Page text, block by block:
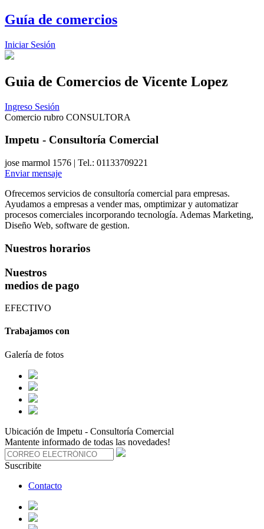
Guía de comercios
Iniciar Sesión
Guia de Comercios de Vicente Lopez
Ingreso Sesión
Comercio rubro CONSULTORA
Impetu - Consultoría Comercial
jose marmol 1576 | Tel.: 01133709221
Enviar mensaje
Ofrecemos servicios de consultoría comercial para empresas.
Ayudamos a empresas a vender mas, omptimizar y automatizar
procesos comerciales incorporando tecnología. Ademas Marketing,
Diseño Web, software de gestion.
Nuestros horarios
Nuestros
medios de pago
EFECTIVO
Trabajamos con
Galería de fotos
Ubicación de Impetu - Consultoría Comercial
Mantente informado de todas las novedades!
Suscribite
Contacto